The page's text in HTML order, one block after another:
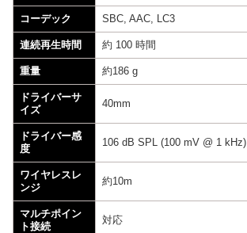
コーデック SBC, AAC, LC3
連続再生時間 約 100 時間
重量 約186 g
ドライバーサ
イズ
40mm
ドライバー感
度
106 dB SPL (100 mV @ 1 kHz)
ワイヤレスレ
ンジ
約10m
マルチポイン
ト接続
対応